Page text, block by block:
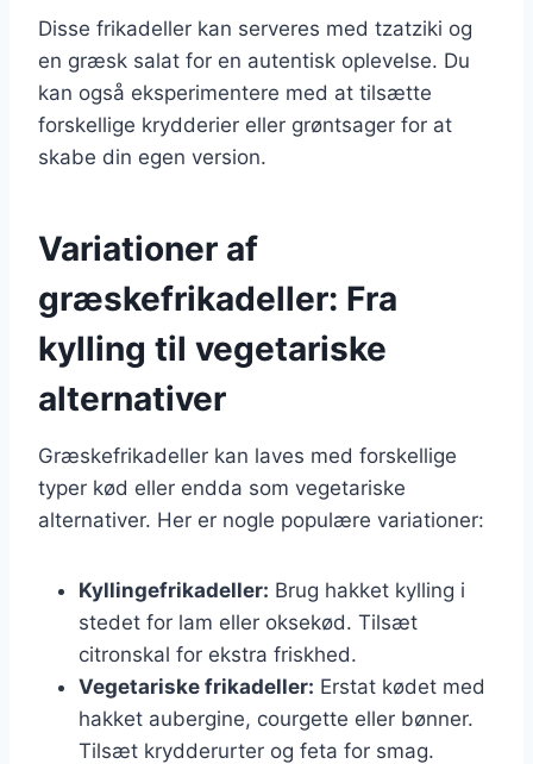
Disse frikadeller kan serveres med tzatziki og
en græsk salat for en autentisk oplevelse. Du
kan også eksperimentere med at tilsætte
forskellige krydderier eller grøntsager for at
skabe din egen version.
Variationer af
græskefrikadeller: Fra
kylling til vegetariske
alternativer
Græskefrikadeller kan laves med forskellige
typer kød eller endda som vegetariske
alternativer. Her er nogle populære variationer:
Kyllingefrikadeller: Brug hakket kylling i
stedet for lam eller oksekød. Tilsæt
citronskal for ekstra friskhed.
Vegetariske frikadeller: Erstat kødet med
hakket aubergine, courgette eller bønner.
Tilsæt krydderurter og feta for smag.